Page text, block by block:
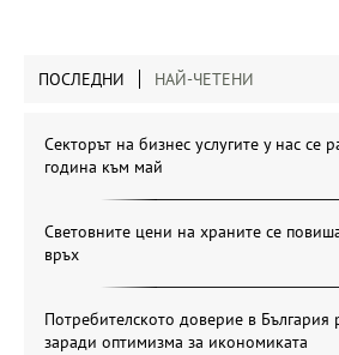
ПОСЛЕДНИ НАЙ-ЧЕТЕНИ
Секторът на бизнес услугите у нас се
година към май
Световните цени на храните се
връх
Потребителското доверие в България
заради оптимизма за икономиката